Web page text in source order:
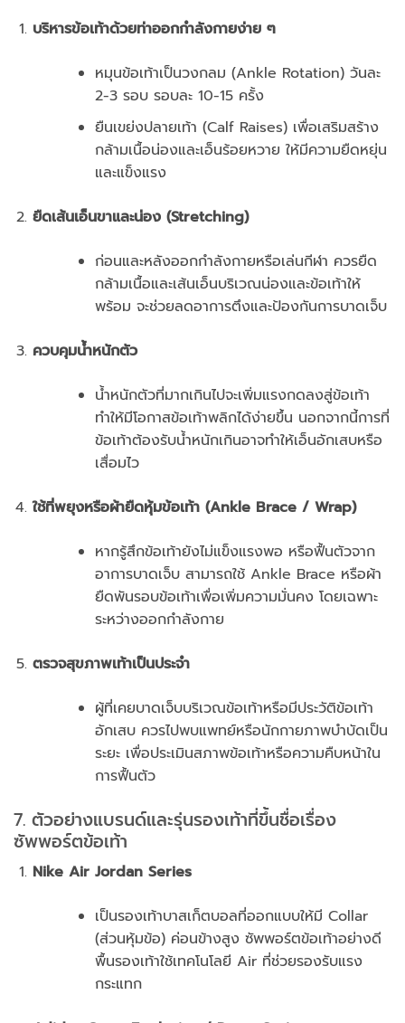
บริหารข้อเท้าด้วยท่าออกกำลังกายง่าย ๆ
หมุนข้อเท้าเป็นวงกลม (Ankle Rotation) วันละ
2-3 รอบ รอบละ 10-15 ครั้ง
ยืนเขย่งปลายเท้า (Calf Raises) เพื่อเสริมสร้าง
กล้ามเนื้อน่องและเอ็นร้อยหวาย ให้มีความยืดหยุ่น
และแข็งแรง
ยืดเส้นเอ็นขาและน่อง (Stretching)
ก่อนและหลังออกกำลังกายหรือเล่นกีฬา ควรยืด
กล้ามเนื้อและเส้นเอ็นบริเวณน่องและข้อเท้าให้
พร้อม จะช่วยลดอาการตึงและป้องกันการบาดเจ็บ
ควบคุมน้ำหนักตัว
น้ำหนักตัวที่มากเกินไปจะเพิ่มแรงกดลงสู่ข้อเท้า
ทำให้มีโอกาสข้อเท้าพลิกได้ง่ายขึ้น นอกจากนี้การที่
ข้อเท้าต้องรับน้ำหนักเกินอาจทำให้เอ็นอักเสบหรือ
เสื่อมไว
ใช้ที่พยุงหรือผ้ายืดหุ้มข้อเท้า (Ankle Brace / Wrap)
หากรู้สึกข้อเท้ายังไม่แข็งแรงพอ หรือฟื้นตัวจาก
อาการบาดเจ็บ สามารถใช้ Ankle Brace หรือผ้า
ยืดพันรอบข้อเท้าเพื่อเพิ่มความมั่นคง โดยเฉพาะ
ระหว่างออกกำลังกาย
ตรวจสุขภาพเท้าเป็นประจำ
ผู้ที่เคยบาดเจ็บบริเวณข้อเท้าหรือมีประวัติข้อเท้า
อักเสบ ควรไปพบแพทย์หรือนักกายภาพบำบัดเป็น
ระยะ เพื่อประเมินสภาพข้อเท้าหรือความคืบหน้าใน
การฟื้นตัว
7. ตัวอย่างแบรนด์และรุ่นรองเท้าที่ขึ้นชื่อเรื่อง
ซัพพอร์ตข้อเท้า
Nike Air Jordan Series
เป็นรองเท้าบาสเก็ตบอลที่ออกแบบให้มี Collar
(ส่วนหุ้มข้อ) ค่อนข้างสูง ซัพพอร์ตข้อเท้าอย่างดี
พื้นรองเท้าใช้เทคโนโลยี Air ที่ช่วยรองรับแรง
กระแทก